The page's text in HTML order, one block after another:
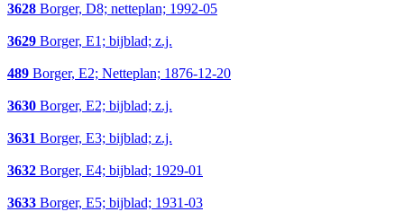
3628 Borger, D8; netteplan; 1992-05
3629 Borger, E1; bijblad; z.j.
489 Borger, E2; Netteplan; 1876-12-20
3630 Borger, E2; bijblad; z.j.
3631 Borger, E3; bijblad; z.j.
3632 Borger, E4; bijblad; 1929-01
3633 Borger, E5; bijblad; 1931-03